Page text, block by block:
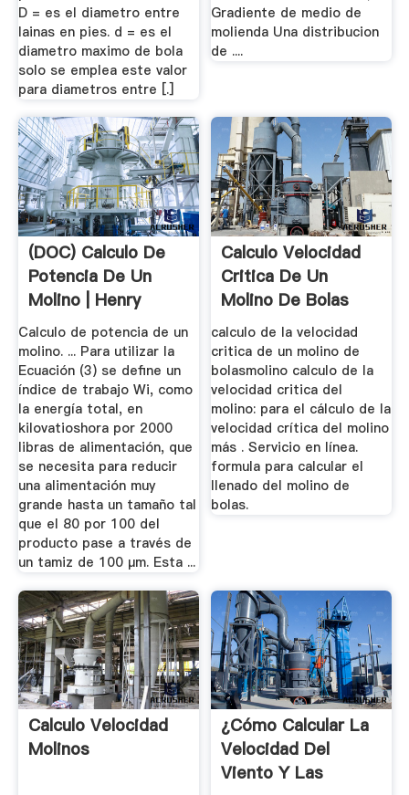
D = es el diametro entre
lainas en pies. d = es el
diametro maximo de bola
solo se emplea este valor
para diametros entre [.]
Gradiente de medio de
molienda Una distribucion
de ....
(DOC) Calculo De
Potencia De Un
Molino | Henry
Cukier ...
Calculo de potencia de un
molino. ... Para utilizar la
Ecuación (3) se define un
índice de trabajo Wi, como
la energía total, en
kilovatioshora por 2000
libras de alimentación, que
se necesita para reducir
una alimentación muy
grande hasta un tamaño tal
que el 80 por 100 del
producto pase a través de
un tamiz de 100 μm. Esta ...
Calculo Velocidad
Critica De Un
Molino De Bolas
calculo de la velocidad
critica de un molino de
bolasmolino calculo de la
velocidad critica del
molino: para el cálculo de la
velocidad crítica del molino
más . Servicio en línea.
formula para calcular el
llenado del molino de
bolas.
Calculo Velocidad
Molinos
¿Cómo Calcular La
Velocidad Del
Viento Y Las